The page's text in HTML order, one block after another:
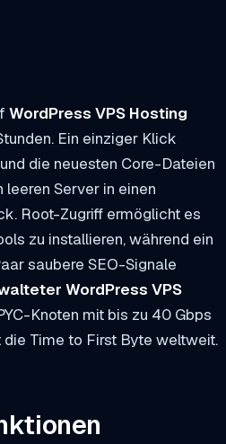
WordPress VPS Hosting
Ein einziger Klick
die neuesten Core-Dateien
Server in einen
Root-Zugriff ermöglicht es
zu installieren, während ein
saubere SEO-Signale
WordPress VPS
Knoten mit bis zu 40 Gbps
die Time to First Byte weltweit.